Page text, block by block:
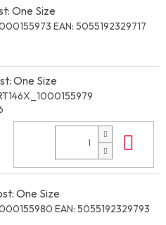
One Size
EAN: 5055192329717
One Size
One Size
EAN: 5055192329793